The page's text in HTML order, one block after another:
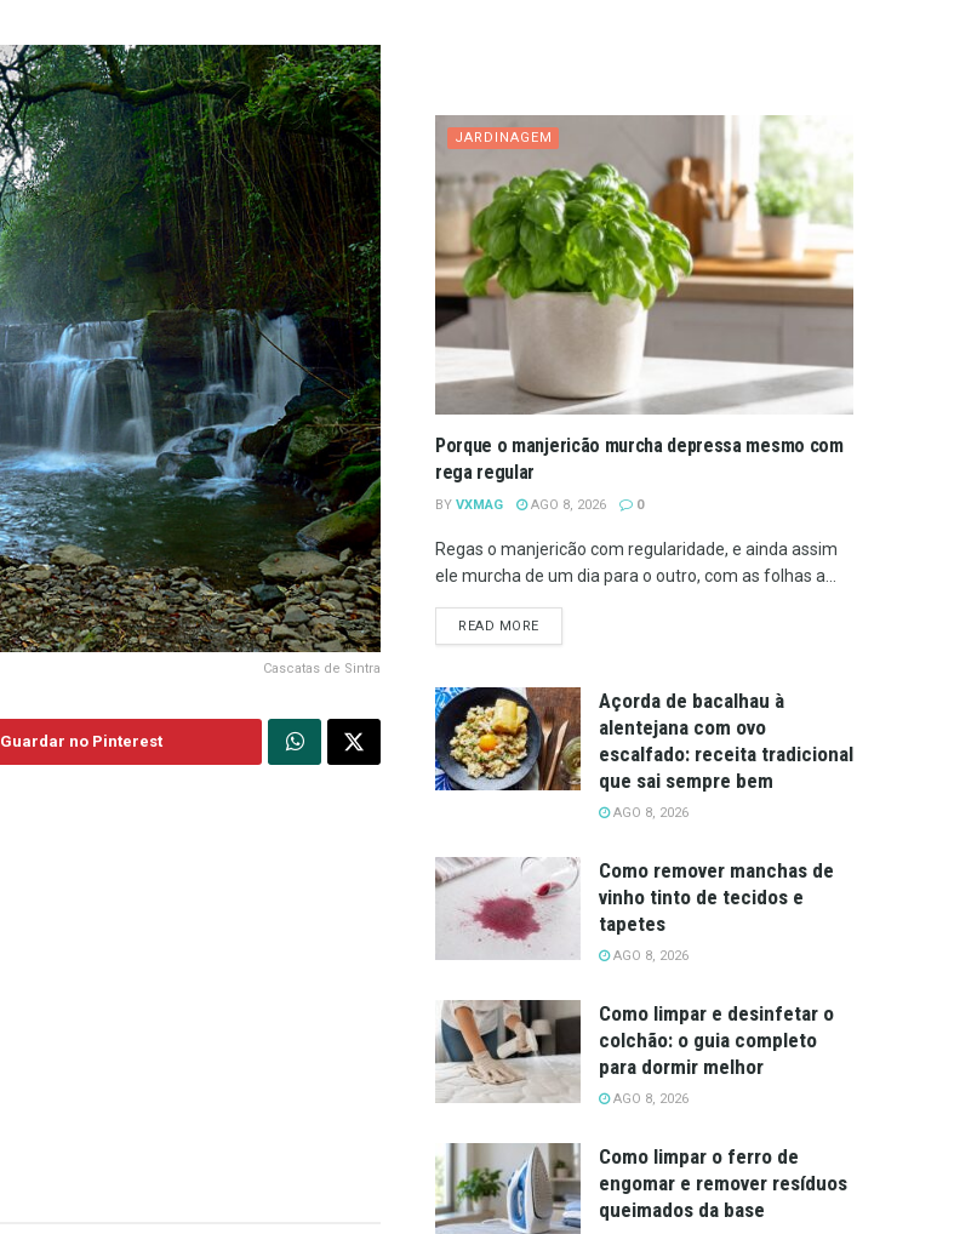
Cascatas de Sintra
Guardar no Pinterest
JARDINAGEM
Porque o manjericão murcha depressa mesmo com
rega regular
BY VXMAG AGO 8, 2026 0
Regas o manjericão com regularidade, e ainda assim
ele murcha de um dia para o outro, com as folhas a...
READ MOREDETAILS
Açorda de bacalhau à
alentejana com ovo
escalfado: receita tradicional
que sai sempre bem
AGO 8, 2026
Como remover manchas de
vinho tinto de tecidos e
tapetes
AGO 8, 2026
Como limpar e desinfetar o
colchão: o guia completo
para dormir melhor
AGO 8, 2026
Como limpar o ferro de
engomar e remover resíduos
queimados da base